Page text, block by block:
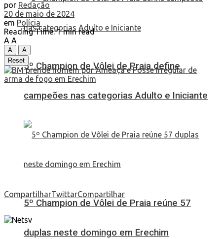
5º Champion de Vôlei de Praia define
campeões nas categorias Adulto e Iniciante
5º Champion de Vôlei de Praia reúne 57
duplas neste domingo em Erechim
por Redação
20 de maio de 2024
em Polícia
Reading Time: 1 min read
A A
A
A
Reset
CompartilharTwittarCompartilhar